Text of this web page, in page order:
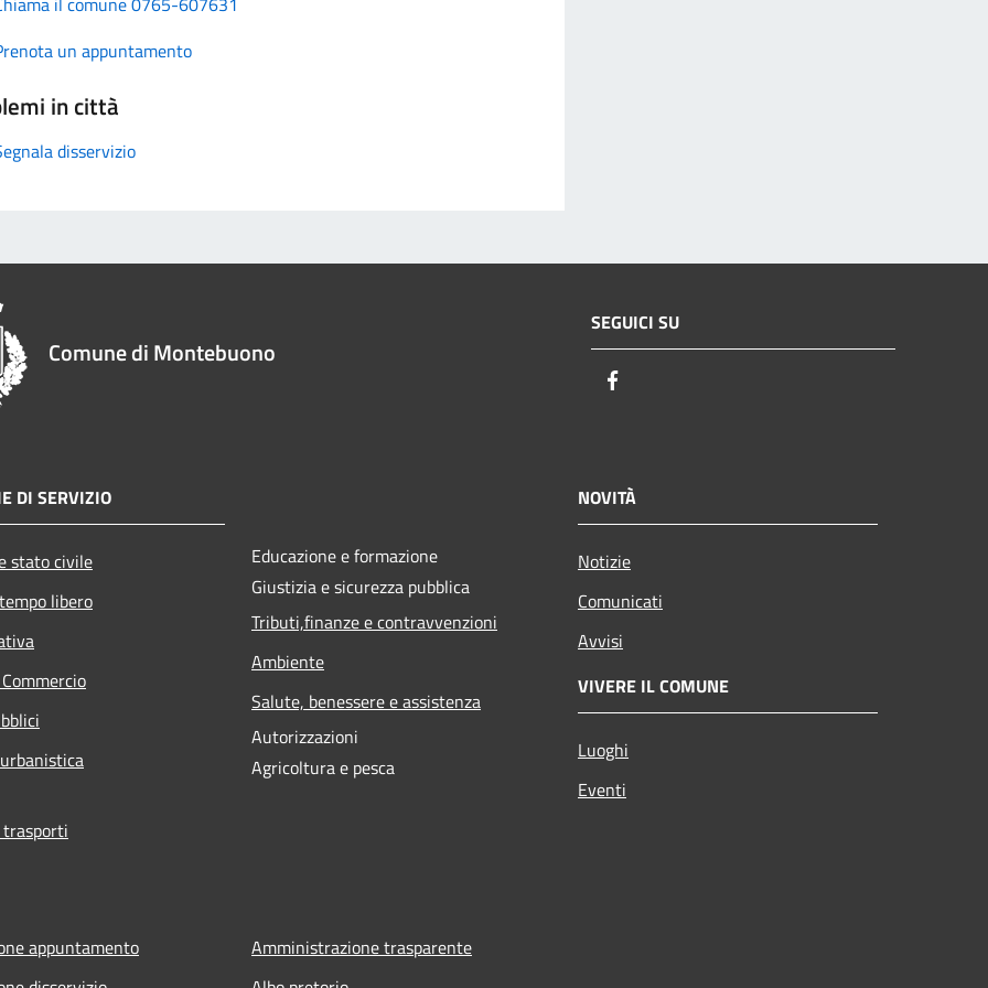
un appuntamento
in città
disservizio
Comune di Montebuono
SEGUICI SU
DI SERVIZIO
stato civile
libero
Educazione e formazione
Giustizia e sicurezza pubblica
Tributi,finanze e contravvenzioni
Ambiente
Salute, benessere e assistenza
Autorizzazioni
Agricoltura e pesca
NOVITÀ
Notizie
Comunicati
Avvisi
VIVERE IL COMUNE
Luoghi
Eventi
appuntamento
Amministrazione trasparente